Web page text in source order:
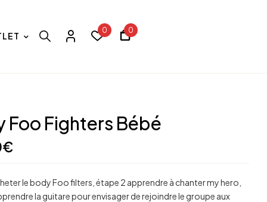
0 0
Foo Fighters Bébé
€
le body Foo filters, étape 2 apprendre à chanter my hero,
la guitare pour envisager de rejoindre le groupe aux